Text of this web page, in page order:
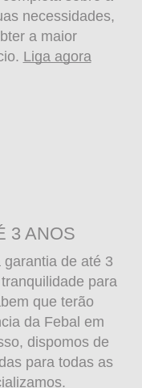
necessidades,
a maior
Liga agora
3 ANOS
de até 3
para
que terão
da Febal em
dispomos de
para todas as